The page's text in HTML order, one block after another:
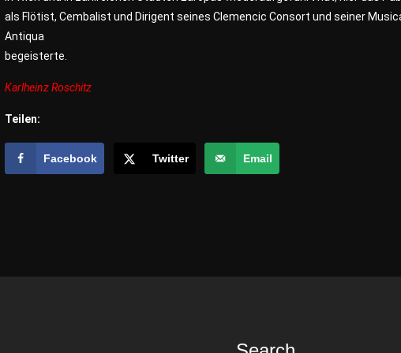
als Flötist, Cembalist und Dirigent seines Clemencic Consort und seiner
Antiqua
begeisterte.
Karlheinz Roschitz
Teilen:
Facebook Twitter Email